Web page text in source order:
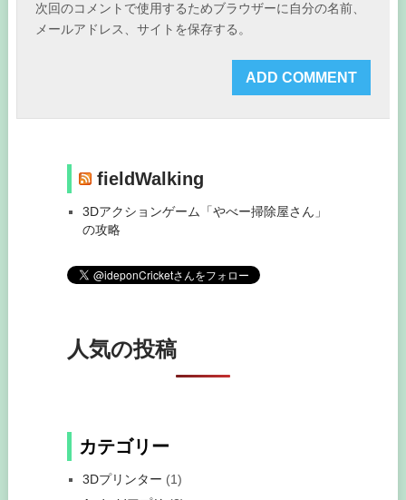
次回のコメントで使用するためブラウザーに自分の名前、
メールアドレス、サイトを保存する。
fieldWalking
3Dアクションゲーム「やべー掃除屋さん」
の攻略
人気の投稿
カテゴリー
3Dプリンター (1)